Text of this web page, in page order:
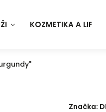
KOZMETIKA A
Značka: